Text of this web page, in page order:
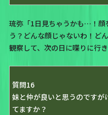
琉弥「1日見ちゃうかも…！顔
う？どんな顔じゃないわ！ど
観察して、次の日に喋りに行き
質問16
妹と仲が良いと思うのですが
てますか？